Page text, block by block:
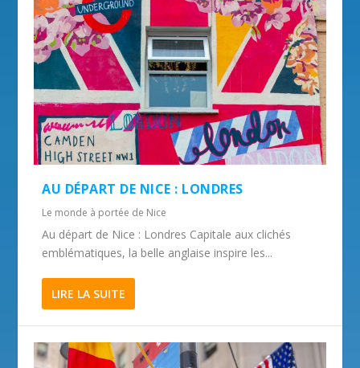
AU DÉPART DE NICE : LONDRES
Le monde à portée de Nice
Au départ de Nice : Londres Capitale aux clichés
emblématiques, la belle anglaise inspire les...
LIRE LA SUITE